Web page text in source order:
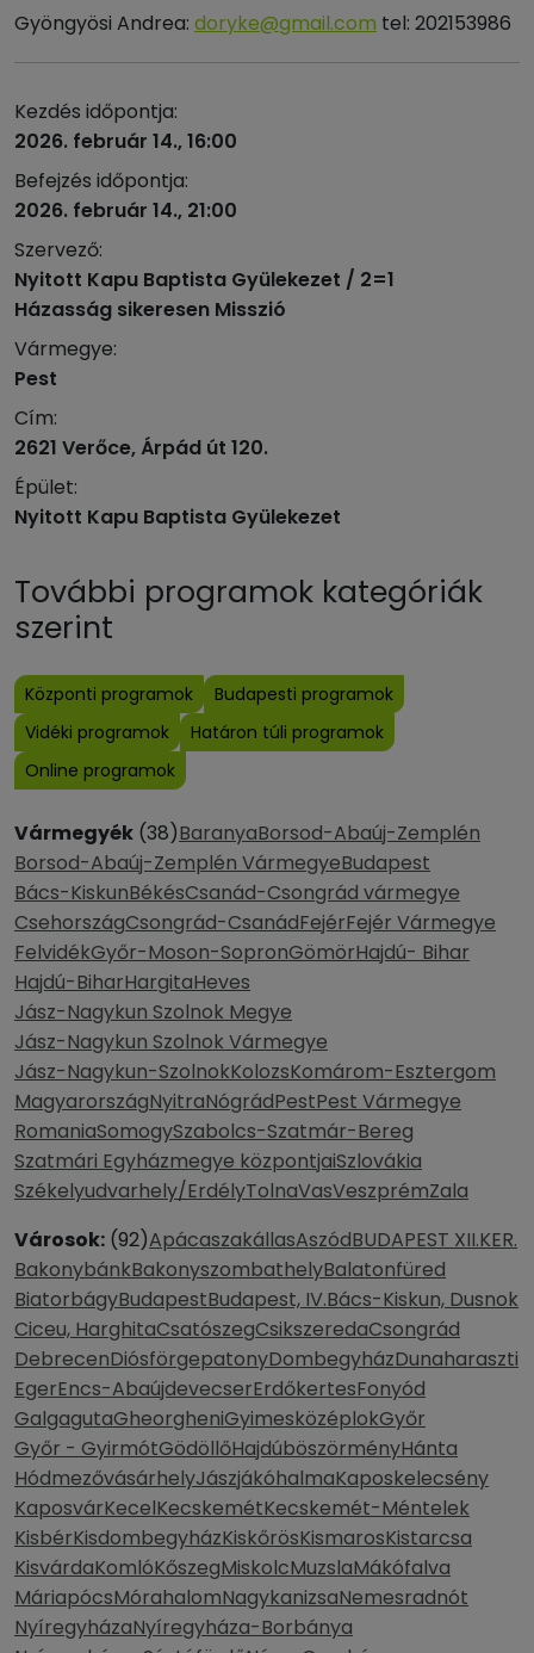
Gyöngyösi Andrea: doryke@gmail.com tel: 202153986
Kezdés időpontja:
2026. február 14., 16:00
Befejzés időpontja:
2026. február 14., 21:00
Szervező:
Nyitott Kapu Baptista Gyülekezet / 2=1
Házasság sikeresen Misszió
Vármegye:
Pest
Cím:
2621 Verőce, Árpád út 120.
Épület:
Nyitott Kapu Baptista Gyülekezet
További programok kategóriák
szerint
Központi programok
Budapesti programok
Vidéki programok
Határon túli programok
Online programok
Vármegyék (38)BaranyaBorsod-Abaúj-Zemplén
Borsod-Abaúj-Zemplén VármegyeBudapest
Bács-KiskunBékésCsanád-Csongrád vármegye
CsehországCsongrád-CsanádFejérFejér Vármegye
FelvidékGyőr-Moson-SopronGömörHajdú- Bihar
Hajdú-BiharHargitaHeves
Jász-Nagykun Szolnok Megye
Jász-Nagykun Szolnok Vármegye
Jász-Nagykun-SzolnokKolozsKomárom-Esztergom
MagyarországNyitraNógrádPestPest Vármegye
RomaniaSomogySzabolcs-Szatmár-Bereg
Szatmári Egyházmegye központjaiSzlovákia
Székelyudvarhely/ErdélyTolnaVasVeszprémZala
Városok: (92)ApácaszakállasAszódBUDAPEST XII.KER.
BakonybánkBakonyszombathelyBalatonfüred
BiatorbágyBudapestBudapest, IV.Bács-Kiskun, Dusnok
Ciceu, HarghitaCsatószegCsikszeredaCsongrád
DebrecenDiósförgepatonyDombegyházDunaharaszti
EgerEncs-AbaújdevecserErdőkertesFonyód
GalgagutaGheorgheniGyimesközéplokGyőr
Győr - GyirmótGödöllőHajdúböszörményHánta
HódmezővásárhelyJászjákóhalmaKaposkelecsény
KaposvárKecelKecskemétKecskemét-Méntelek
KisbérKisdombegyházKiskőrösKismarosKistarcsa
KisvárdaKomlóKőszegMiskolcMuzslaMákófalva
MáriapócsMórahalomNagykanizsaNemesradnót
NyíregyházaNyíregyháza-Borbánya